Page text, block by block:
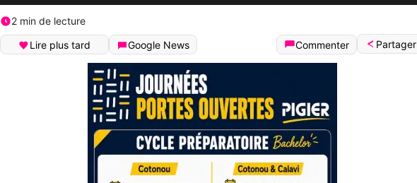
2 min de lecture
Lire plus tard
Google News Commenter Partager